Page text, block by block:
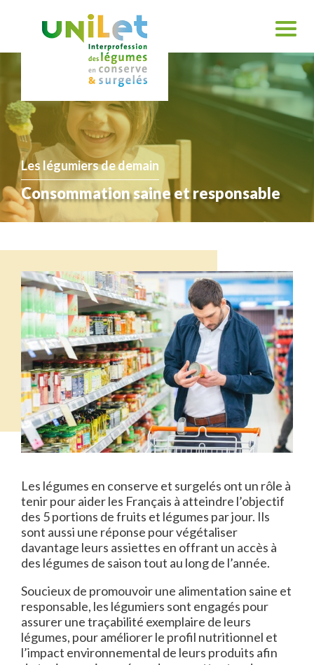
Les légumiers de demain
Consommation saine et responsable
Les légumes en conserve et surgelés ont un rôle à
tenir pour aider les Français à atteindre l’objectif
des 5 portions de fruits et légumes par jour. Ils
sont aussi une réponse pour végétaliser
davantage leurs assiettes en offrant un accès à
des légumes de saison tout au long de l’année.
Soucieux de promouvoir une alimentation saine et
responsable, les légumiers sont engagés pour
assurer une traçabilité exemplaire de leurs
légumes, pour améliorer le profil nutritionnel et
l’impact environnemental de leurs produits afin